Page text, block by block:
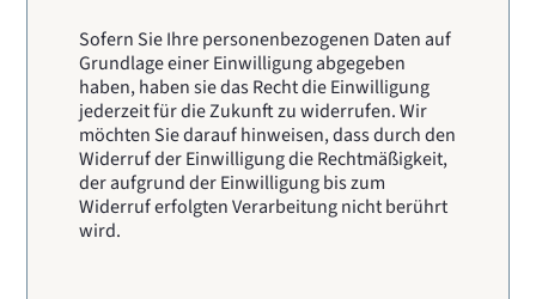
Sofern Sie Ihre personenbezogenen Daten auf
Grundlage einer Einwilligung abgegeben
haben, haben sie das Recht die Einwilligung
jederzeit für die Zukunft zu widerrufen. Wir
möchten Sie darauf hinweisen, dass durch den
Widerruf der Einwilligung die Rechtmäßigkeit,
der aufgrund der Einwilligung bis zum
Widerruf erfolgten Verarbeitung nicht berührt
wird.